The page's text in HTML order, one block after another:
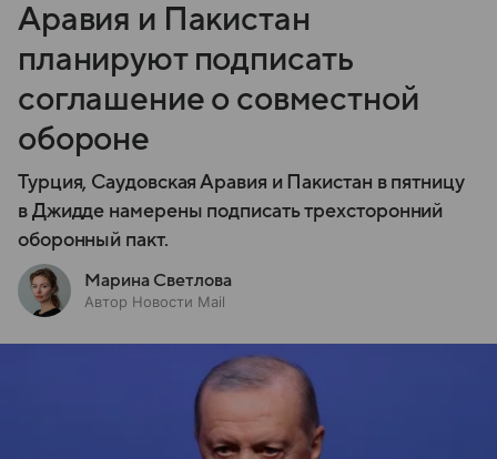
Аравия и Пакистан
планируют подписать
соглашение о совместной
обороне
Турция, Саудовская Аравия и Пакистан в пятницу
в Джидде намерены подписать трехсторонний
оборонный пакт.
Марина Светлова
Автор Новости Mail